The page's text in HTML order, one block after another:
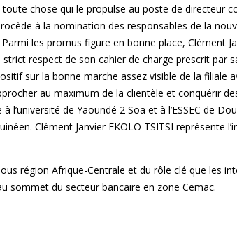
chose qui le propulse au poste de directeur
à la nomination des responsables de la
les promus figure en bonne place, Clément
respect de son cahier de charge prescrit par
sur la bonne marche assez visible de la filiale
au maximum de la clientèle et conquérir
de Yaoundé 2 Soa et à l’ESSEC de
Clément Janvier EKOLO TSITSI représente
région Afrique-Centrale et du rôle clé que les
sommet du secteur bancaire en zone Cemac.